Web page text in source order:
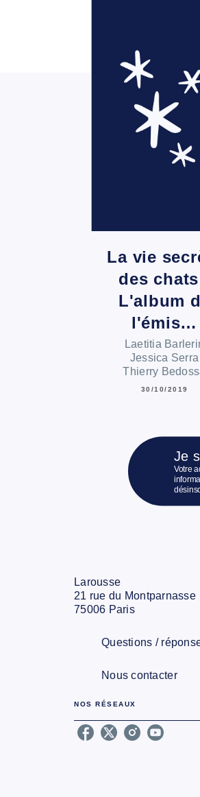
La vie
des
L'album
l'émis…
Laetitia
Jessica Serra
Thierry
30/10/2019
Je
Votre
Larousse
21 rue du Montparnasse
75006 Paris
Questions /
Nous contacter
NOS RÉSEAUX